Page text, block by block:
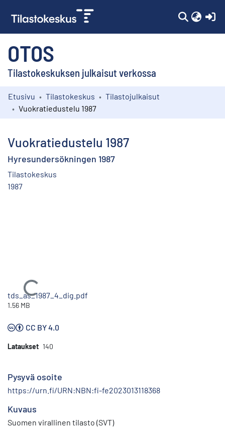
OTOS
Tilastokeskuksen julkaisut verkossa
Kokoelmat
Etusivu Tilastokeskus
Tilastojulkaisut
Vuokratiedustelu 1987
Vuokratiedustelu 1987
Hyresundersökningen 1987
Tilastokeskus
1987
Ladataan...
tds_as_1987_4_dig.pdf
1.56 MB
CC BY 4.0
Lataukset 140
Pysyvä osoite
https://urn.fi/URN:NBN:fi-fe2023013118368
Kuvaus
Suomen virallinen tilasto (SVT)